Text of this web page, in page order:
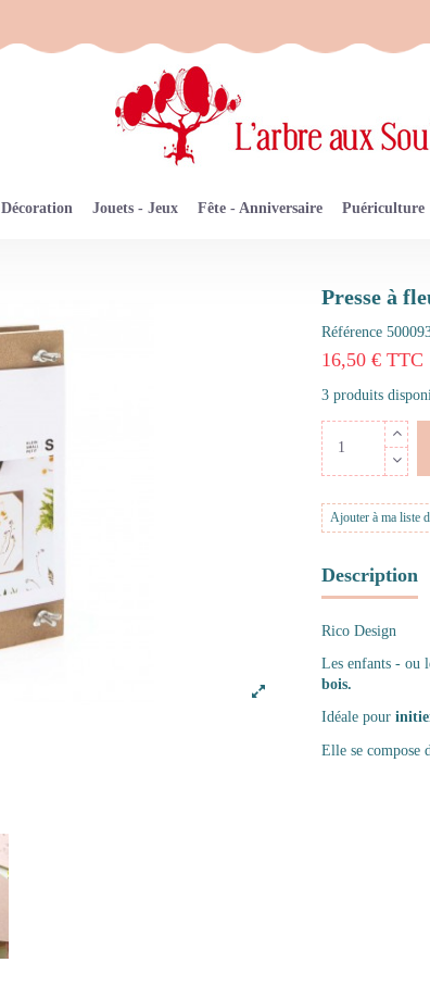
Décoration Jouets - Jeux Fête - Anniversaire Puériculture
Presse à
Référence
16,50 € TTC
3 produits
Ajouter à ma liste
Description
Rico Design
Les enfants - ou
bois.
Idéale pour
Elle se compose